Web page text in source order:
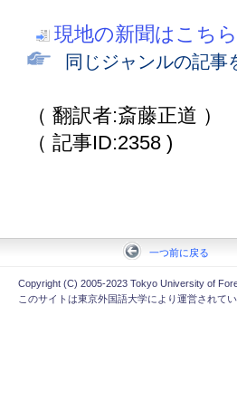
現地の新聞はこち
同じジャンルの記事
（ 翻訳者:斎藤正道 ）
（ 記事ID:2358 )
一つ前に戻る
Copyright (C) 2005-2023 Tokyo University of
このサイトは東京外国語大学により運営されてい